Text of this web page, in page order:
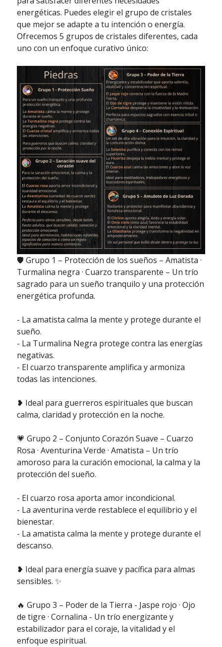
energéticas. Puedes elegir el grupo de cristales
que mejor se adapte a tu intención o energía.
Ofrecemos 5 grupos de cristales diferentes, cada
uno con un enfoque curativo único:
🛡️ Grupo 1 – Protección de los sueños – Amatista ·
Turmalina negra · Cuarzo transparente – Un trío
sagrado para un sueño tranquilo y una protección
energética profunda.
- La amatista calma la mente y protege durante el
sueño.
- La Turmalina Negra protege contra las energías
negativas.
- El cuarzo transparente amplifica y armoniza
todas las intenciones.
❥ Ideal para guerreros espirituales que buscan
calma, claridad y protección en la noche.
💗 Grupo 2 – Conjunto Corazón Suave – Cuarzo
Rosa · Aventurina Verde · Amatista – Un trío
amoroso para la curación emocional, la calma y la
protección del sueño.
- El cuarzo rosa aporta amor incondicional.
- La aventurina verde restablece el equilibrio y el
bienestar.
- La amatista calma la mente y protege durante el
descanso.
❥ Ideal para energía suave y pacífica para almas
sensibles. ✨
🔥 Grupo 3 – Poder de la Tierra - Jaspe rojo · Ojo
de tigre · Cornalina - Un trío energizante y
estabilizador para el coraje, la vitalidad y el
enfoque espiritual.